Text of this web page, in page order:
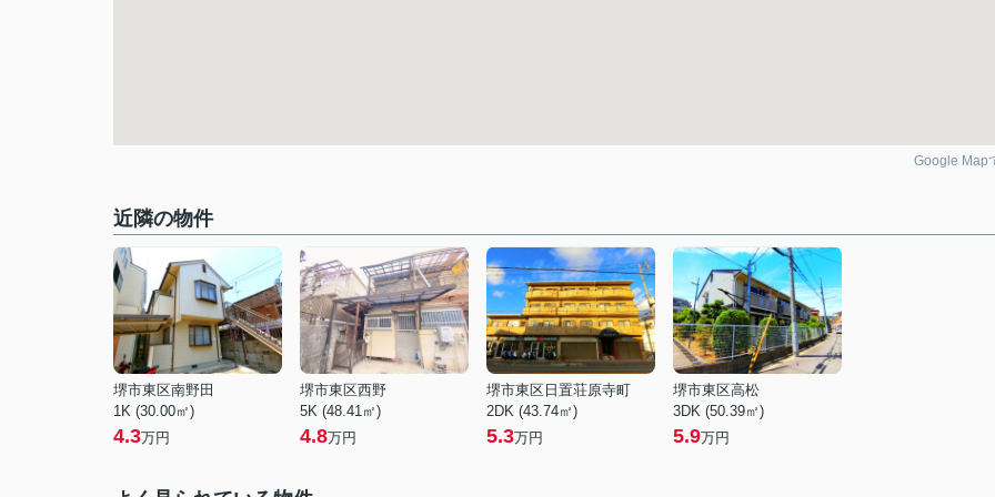
Google Map
近隣の物件
堺市東区南野田
1K (30.00㎡)
4.3万円
堺市東区西野
5K (48.41㎡)
4.8万円
堺市東区日置荘原寺町
2DK (43.74㎡)
5.3万円
堺市東区高松
3DK (50.39㎡)
5.9万円